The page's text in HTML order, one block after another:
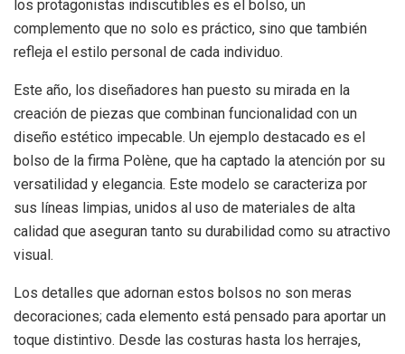
los protagonistas indiscutibles es el bolso, un
complemento que no solo es práctico, sino que también
refleja el estilo personal de cada individuo.
Este año, los diseñadores han puesto su mirada en la
creación de piezas que combinan funcionalidad con un
diseño estético impecable. Un ejemplo destacado es el
bolso de la firma Polène, que ha captado la atención por su
versatilidad y elegancia. Este modelo se caracteriza por
sus líneas limpias, unidos al uso de materiales de alta
calidad que aseguran tanto su durabilidad como su atractivo
visual.
Los detalles que adornan estos bolsos no son meras
decoraciones; cada elemento está pensado para aportar un
toque distintivo. Desde las costuras hasta los herrajes,